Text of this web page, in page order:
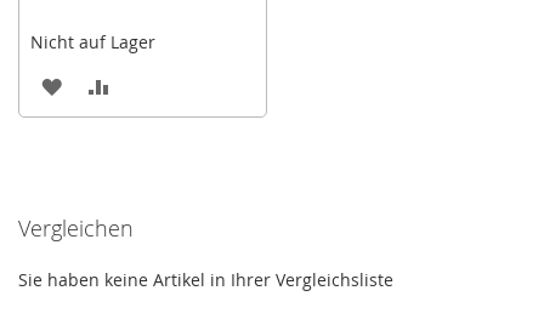
Nicht auf Lager
ZUR
Vergleichen
Sie haben keine Artikel in Ihrer Vergleichsliste